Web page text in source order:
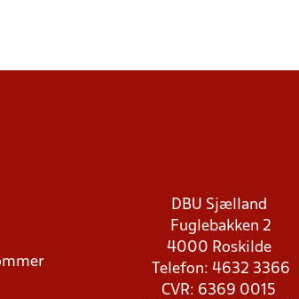
DBU Sjælland
Fuglebakken 2
4000 Roskilde
Telefon: 4632 3366
CVR: 6369 0015